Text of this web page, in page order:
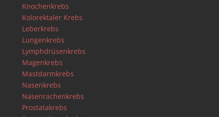
Knochenkrebs
Kolorektaler Krebs
Leberkrebs
Lungenkrebs
Lymphdrüsenkrebs
Magenkrebs
Mastdarmkrebs
Nasenkrebs
Nasenrachenkrebs
Prostatakrebs